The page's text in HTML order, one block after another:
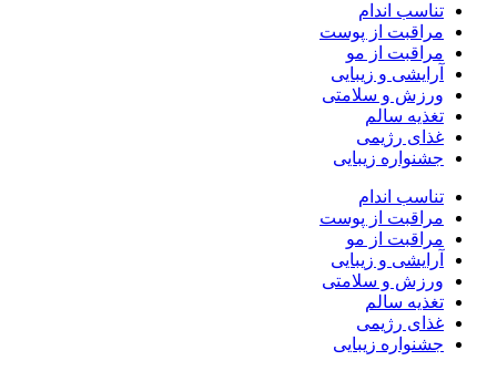
تناسب اندام
مراقبت از پوست
مراقبت از مو
آرایشی و زیبایی
ورزش و سلامتی
تغذیه سالم
غذای رژیمی
جشنواره زیبایی
تناسب اندام
مراقبت از پوست
مراقبت از مو
آرایشی و زیبایی
ورزش و سلامتی
تغذیه سالم
غذای رژیمی
جشنواره زیبایی